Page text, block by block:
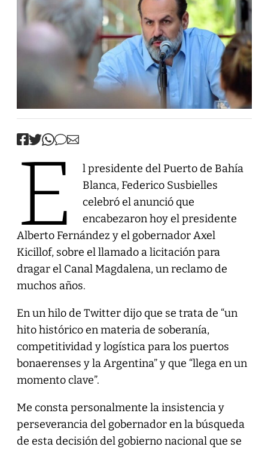
E
l presidente del Puerto de Bahía
Blanca, Federico Susbielles
celebró el anunció que
encabezaron hoy el presidente
Alberto Fernández y el gobernador Axel
Kicillof, sobre el llamado a licitación para
dragar el Canal Magdalena, un reclamo de
muchos años.
En un hilo de Twitter dijo que se trata de “un
hito histórico en materia de soberanía,
competitividad y logística para los puertos
bonaerenses y la Argentina” y que “llega en un
momento clave”.
Me consta personalmente la insistencia y
perseverancia del gobernador en la búsqueda
de esta decisión del gobierno nacional que se